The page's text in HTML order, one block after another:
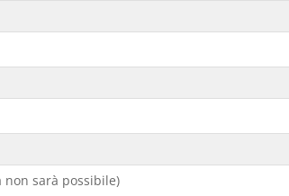
non sarà possibile)